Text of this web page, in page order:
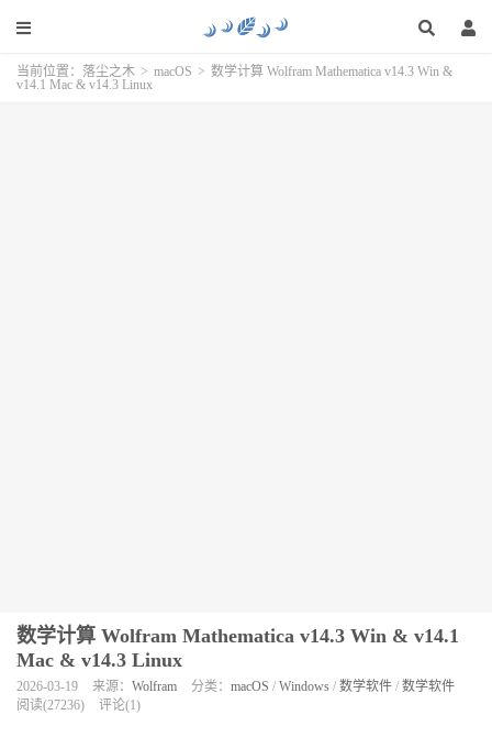
当前位置： 落尘之木 > macOS > 数学计算 Wolfram Mathematica v14.3 Win &
v14.1 Mac & v14.3 Linux
数学计算 Wolfram Mathematica v14.3 Win & v14.1
Mac & v14.3 Linux
2026-03-19 来源： Wolfram 分类： macOS / Windows / 数学软件 / 数学软件
阅读(27236)
评论(1)